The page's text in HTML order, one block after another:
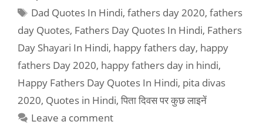
Tags
Dad Quotes In Hindi,fathers day 2020,fathers
day Quotes, Fathers Day Quotes In Hindi, Fathers
Day Shayari In Hindi, happy fathers day, happy
fathers Day 2020, happy fathers day in hindi,
Happy Fathers Day Quotes In Hindi, pita divas
2020, Quotes in Hindi, पिता दिवस पर कुछ लाइनें
Leave a comment